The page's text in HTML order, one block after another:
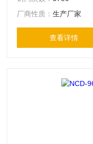
和农业部《NY/T448-
中有机磷和氨基甲酸酯
广泛应用于各级政府蔬
蔬菜种植基地、饭店等
厂商性质：生产厂家
查看详情